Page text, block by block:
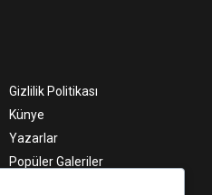
Gizlilik Politikası
Künye
Yazarlar
Popüler Galeriler